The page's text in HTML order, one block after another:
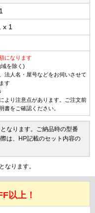
x 1
になります
を除く)
法人名・屋号などをお伺いさせて
す
より注意点があります。ご注文前
書をご確認ください。
なります。ご納品時の型番
は、HP記載のセット内容の
なります。
以上！